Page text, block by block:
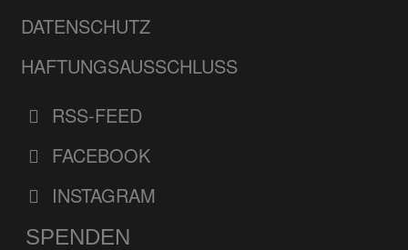
DATENSCHUTZ
HAFTUNGSAUSSCHLUSS
RSS-FEED
FACEBOOK
INSTAGRAM
SPENDEN